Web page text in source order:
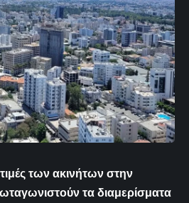
των ακινήτων στην
τα διαμερίσματα